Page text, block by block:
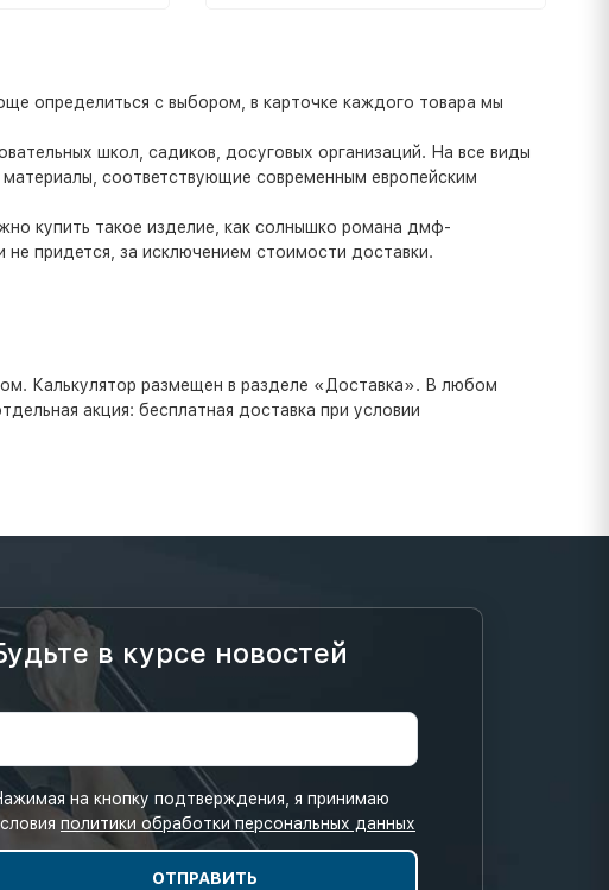
определиться с выбором, в карточке каждого товара мы
школ, садиков, досуговых организаций. На все виды
материалы, соответствующие современным европейским
купить такое изделие, как солнышко романа дмф-
придется, за исключением стоимости доставки.
Калькулятор размещен в разделе «Доставка». В любом
акция: бесплатная доставка при условии
в курсе новостей
на кнопку подтверждения, я принимаю
политики обработки персональных данных